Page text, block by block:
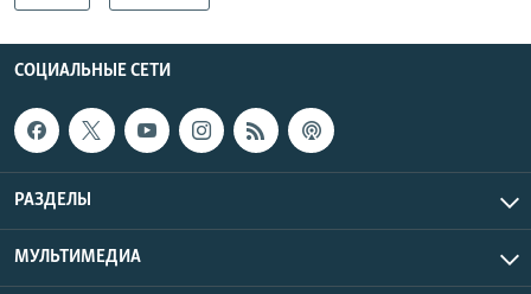
СОЦИАЛЬНЫЕ СЕТИ
РАЗДЕЛЫ
МУЛЬТИМЕДИА